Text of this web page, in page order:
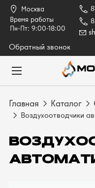
Москва
Время работы
Пн-Пт: 9:00-18:00
Обратный звонок
Главная Каталог
Воздухоотводчики